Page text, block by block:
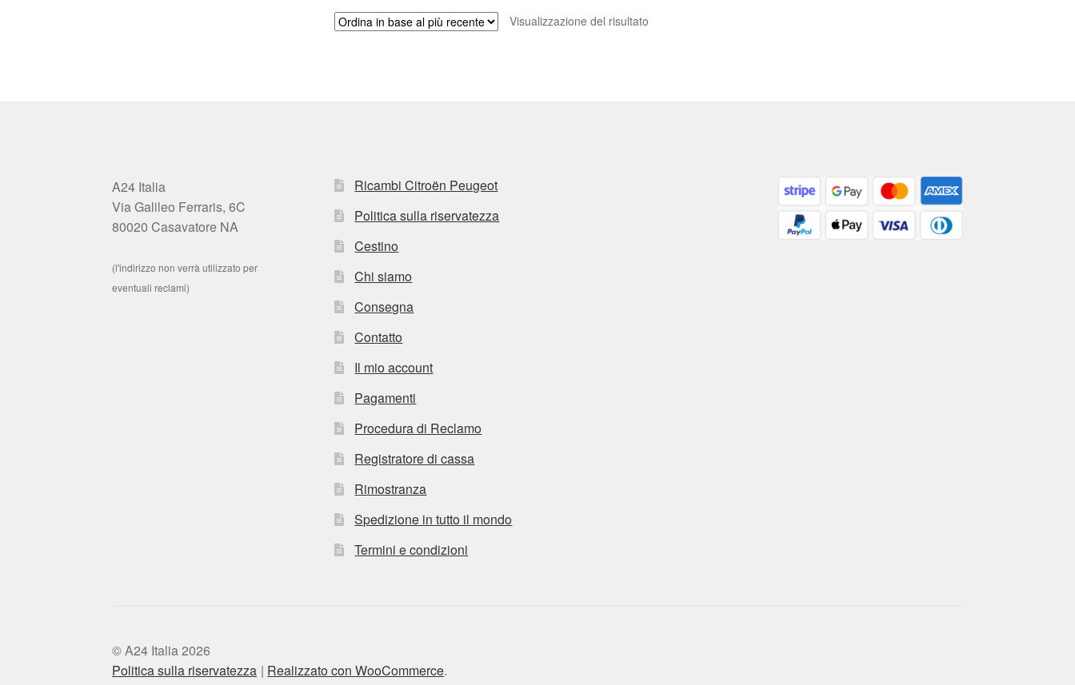
Visualizzazione del risultato
A24 Italia
Via Galileo Ferraris, 6C
80020 Casavatore NA
(l'indirizzo non verrà utilizzato per
eventuali reclami)
Ricambi Citroën Peugeot
Politica sulla riservatezza
Cestino
Chi siamo
Consegna
Contatto
Il mio account
Pagamenti
Procedura di Reclamo
Registratore di cassa
Rimostranza
Spedizione in tutto il mondo
Termini e condizioni
© A24 Italia 2026
Politica sulla riservatezza
Realizzato con WooCommerce.